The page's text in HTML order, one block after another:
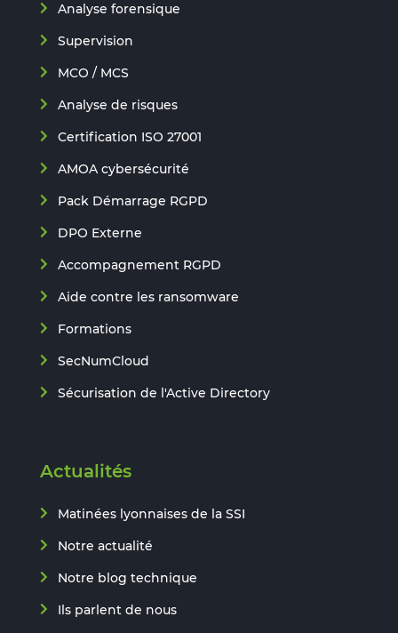
Analyse forensique
Supervision
MCO / MCS
Analyse de risques
Certification ISO 27001
AMOA cybersécurité
Pack Démarrage RGPD
DPO Externe
Accompagnement RGPD
Aide contre les ransomware
Formations
SecNumCloud
Sécurisation de l'Active Directory
Actualités
Matinées lyonnaises de la SSI
Notre actualité
Notre blog technique
Ils parlent de nous